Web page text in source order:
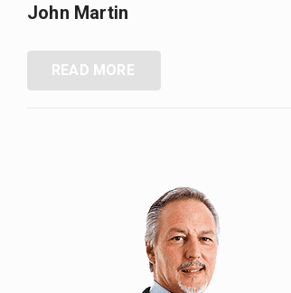
John Martin
READ MORE